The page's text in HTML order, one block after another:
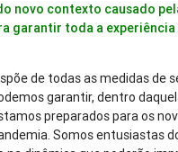
novo contexto causado
garantir toda a
de todas as medidas de
garantir, dentro
preparados para os
Somos entusiastas